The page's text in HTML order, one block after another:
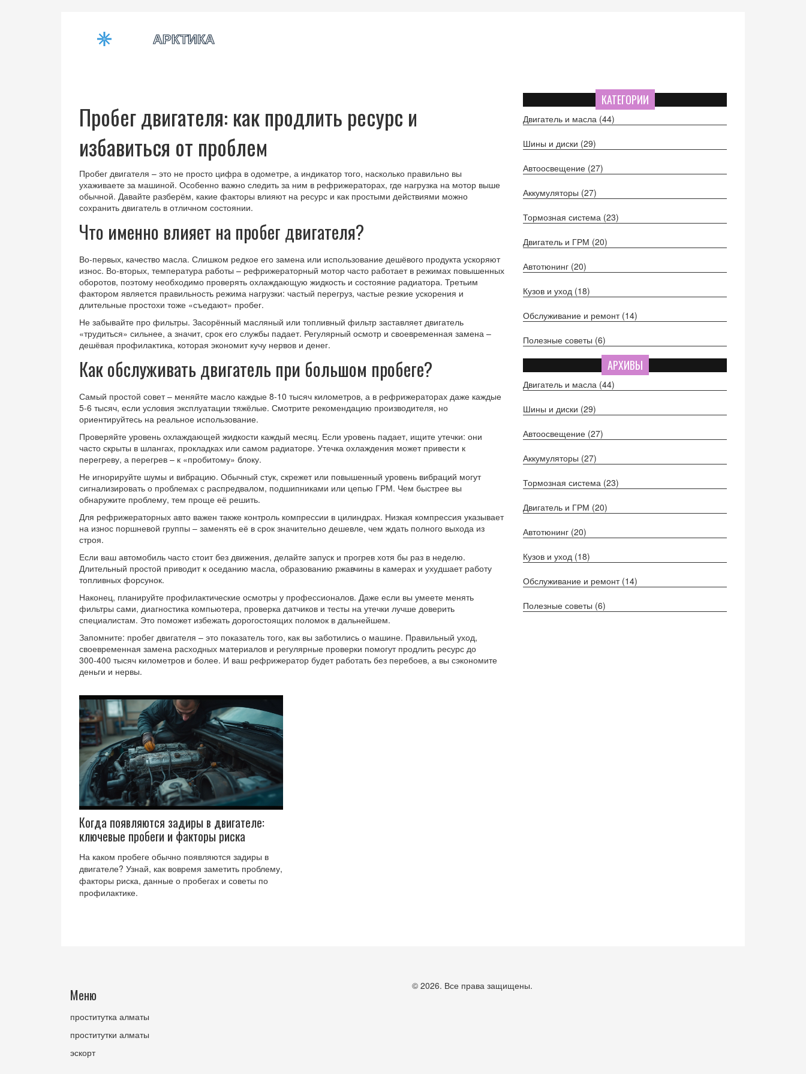
Пробег двигателя: как продлить ресурс и
избавиться от проблем
Пробег двигателя – это не просто цифра в одометре, а индикатор того, насколько правильно вы
ухаживаете за машиной. Особенно важно следить за ним в рефрижераторах, где нагрузка на мотор выше
обычной. Давайте разберём, какие факторы влияют на ресурс и как простыми действиями можно
сохранить двигатель в отличном состоянии.
Что именно влияет на пробег двигателя?
Во-первых, качество масла. Слишком редкое его замена или использование дешёвого продукта ускоряют
износ. Во‑вторых, температура работы – рефрижераторный мотор часто работает в режимах повышенных
оборотов, поэтому необходимо проверять охлаждающую жидкость и состояние радиатора. Третьим
фактором является правильность режима нагрузки: частый перегруз, частые резкие ускорения и
длительные простохи тоже «съедают» пробег.
Не забывайте про фильтры. Засорённый масляный или топливный фильтр заставляет двигатель
«трудиться» сильнее, а значит, срок его службы падает. Регулярный осмотр и своевременная замена –
дешёвая профилактика, которая экономит кучу нервов и денег.
Как обслуживать двигатель при большом пробеге?
Самый простой совет – меняйте масло каждые 8‑10 тысяч километров, а в рефрижераторах даже каждые
5‑6 тысяч, если условия эксплуатации тяжёлые. Смотрите рекомендацию производителя, но
ориентируйтесь на реальное использование.
Проверяйте уровень охлаждающей жидкости каждый месяц. Если уровень падает, ищите утечки: они
часто скрыты в шлангах, прокладках или самом радиаторе. Утечка охлаждения может привести к
перегреву, а перегрев – к «пробитому» блоку.
Не игнорируйте шумы и вибрацию. Обычный стук, скрежет или повышенный уровень вибраций могут
сигнализировать о проблемах с распредвалом, подшипниками или цепью ГРМ. Чем быстрее вы
обнаружите проблему, тем проще её решить.
Для рефрижераторных авто важен также контроль компрессии в цилиндрах. Низкая компрессия указывает
на износ поршневой группы – заменять её в срок значительно дешевле, чем ждать полного выхода из
строя.
Если ваш автомобиль часто стоит без движения, делайте запуск и прогрев хотя бы раз в неделю.
Длительный простой приводит к оседанию масла, образованию ржавчины в камерах и ухудшает работу
топливных форсунок.
Наконец, планируйте профилактические осмотры у профессионалов. Даже если вы умеете менять
фильтры сами, диагностика компьютера, проверка датчиков и тесты на утечки лучше доверить
специалистам. Это поможет избежать дорогостоящих поломок в дальнейшем.
Запомните: пробег двигателя – это показатель того, как вы заботились о машине. Правильный уход,
своевременная замена расходных материалов и регулярные проверки помогут продлить ресурс до
300‑400 тысяч километров и более. И ваш рефрижератор будет работать без перебоев, а вы сэкономите
деньги и нервы.
Когда появляются задиры в двигателе:
ключевые пробеги и факторы риска
На каком пробеге обычно появляются задиры в
двигателе? Узнай, как вовремя заметить проблему,
факторы риска, данные о пробегах и советы по
профилактике.
КАТЕГОРИИ
Двигатель и масла (44)
Шины и диски (29)
Автоосвещение (27)
Аккумуляторы (27)
Тормозная система (23)
Двигатель и ГРМ (20)
Автотюнинг (20)
Кузов и уход (18)
Обслуживание и ремонт (14)
Полезные советы (6)
АРХИВЫ
Двигатель и масла (44)
Шины и диски (29)
Автоосвещение (27)
Аккумуляторы (27)
Тормозная система (23)
Двигатель и ГРМ (20)
Автотюнинг (20)
Кузов и уход (18)
Обслуживание и ремонт (14)
Полезные советы (6)
Меню
проститутка алматы
проститутки алматы
эскорт
© 2026. Все права защищены.